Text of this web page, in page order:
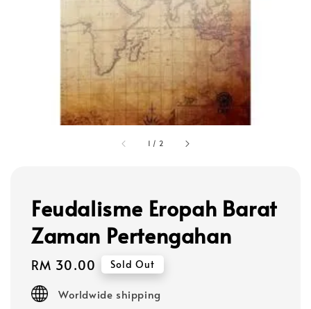
1 / 2
Feudalisme Eropah Barat
Zaman Pertengahan
Regular
price
RM 30.00 Sold Out
Worldwide shipping